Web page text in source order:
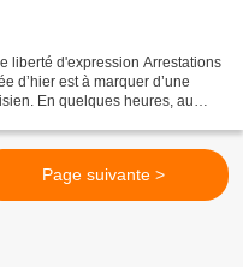
liberté d'expression Arrestations
d’hier est à marquer d’une
En quelques heures, au
Page suivante >